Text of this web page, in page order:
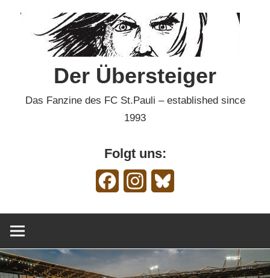
Der Übersteiger
Das Fanzine des FC St.Pauli – established since
1993
Folgt uns:
FacebookInstagram